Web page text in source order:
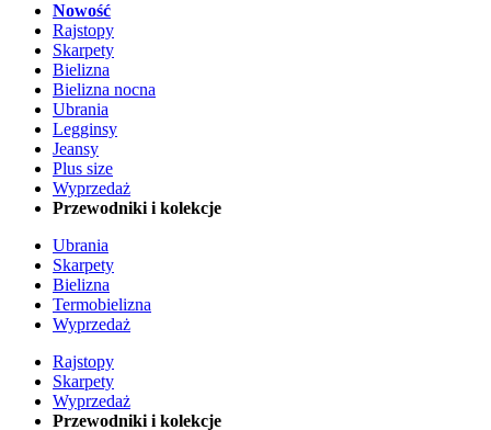
Nowość
Rajstopy
Skarpety
Bielizna
Bielizna nocna
Ubrania
Legginsy
Jeansy
Plus size
Wyprzedaż
Przewodniki i kolekcje
Ubrania
Skarpety
Bielizna
Termobielizna
Wyprzedaż
Rajstopy
Skarpety
Wyprzedaż
Przewodniki i kolekcje